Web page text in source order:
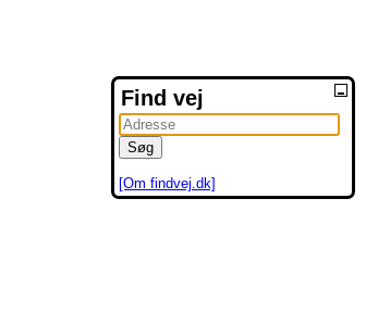
Find vej
[Om findvej.dk]